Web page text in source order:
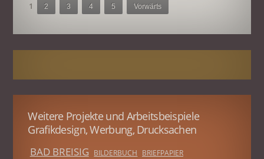
1 2 3 4 5 Vorwärts
Weitere Projekte und Arbeitsbeispiele
Grafikdesign, Werbung, Drucksachen
BAD BREISIG BILDERBUCH BRIEFPAPIER